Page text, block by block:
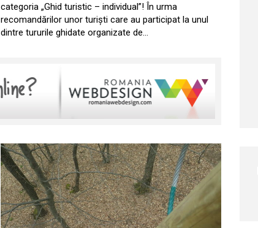
categoria „Ghid turistic – individual”! În urma
recomandărilor unor turiști care au participat la unul
dintre tururile ghidate organizate de…